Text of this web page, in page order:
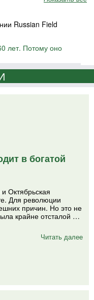
Russian Field
лет. Потому оно
в богатой
Октябрьская
Для революции
причин. Но это не
крайне отсталой …
Читать далее